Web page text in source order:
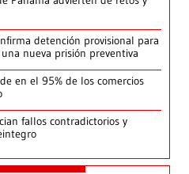
detención provisional para
nueva prisión preventiva
en el 95% de los comercios
fallos contradictorios y